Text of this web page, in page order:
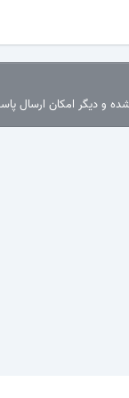
و دیگر امکان ارسال